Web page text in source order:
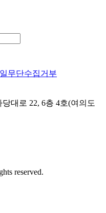
무단수집거부
대로 22, 6층 4호(여의도
reserved.